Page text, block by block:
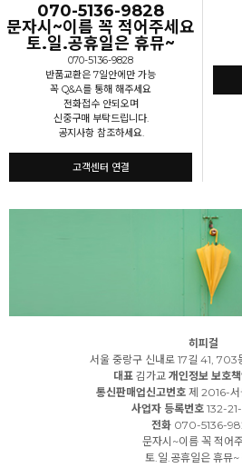
070-5136-9828
문자시~이름 꼭 적어주세요
토.일.공휴일은 휴뮤~
070-5136-9828
반품교환은 7일안에만 가능
꼭 Q&A를 통해 해주세요
전화접수 안되오며
신중구매 부탁드립니다.
공지사항 참조하세요.
고객센터 연결
히피걸
서울 중랑구 신내로 17길 41, 703
대표김가교 개인정보 보호
통신판매업신고번호제 2016-서
사업자 등록번호 132-
전화 070-5136-
문자시~이름 꼭 적어
토.일.공휴일은 휴뮤~